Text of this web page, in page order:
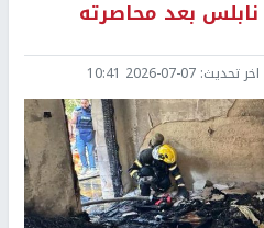
نابلس بعد محاصرته
اخر تحديث: 2026-07-07 10:41